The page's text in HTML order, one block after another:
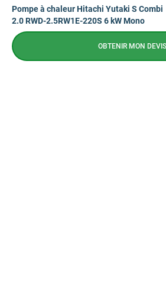
Pompe à chaleur Hitachi Yutaki S Combi
2.0 RWD-2.5RW1E-220S 6 kW Mono
OBTENIR MON DEVIS